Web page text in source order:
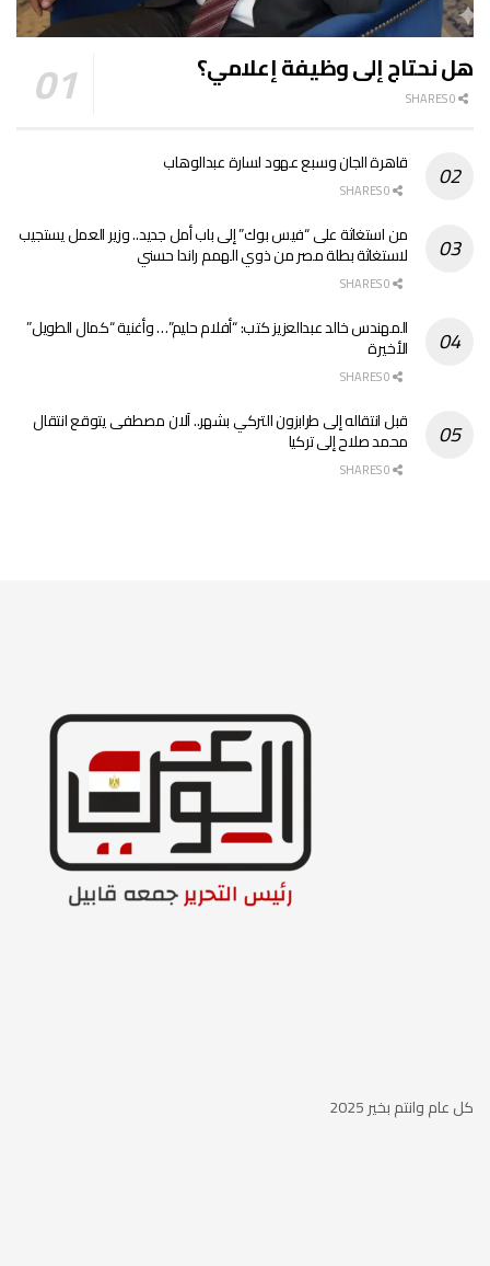
هل نحتاج إلى وظيفة إعلامي؟
قاهرة الجان وسبع عهود لسارة عبدالوهاب
من استغاثة على “فيس بوك” إلى باب أمل جديد.. وزير العمل يستجيب
لاستغاثة بطلة مصر من ذوي الهمم راندا حسني
المهندس خالد عبدالعزيز كتب: “أفلام حليم”… وأغنية “كمال الطويل”
الأخيرة
قبل انتقاله إلى طرابزون التركي بشهر.. آلان مصطفى يتوقع انتقال
محمد صلاح إلى تركيا
كل عام وانتم بخير 2025